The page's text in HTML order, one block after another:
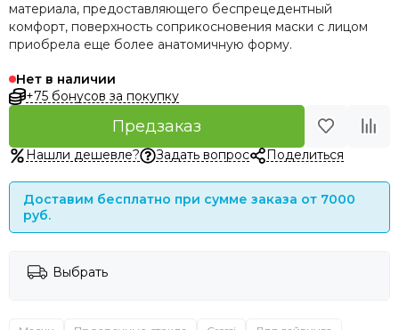
материала, предоставляющего беспрецедентный
комфорт, поверхность соприкосновения маски с лицом
приобрела еще более анатомичную форму.
Нет в наличии
+75 бонусов за покупку
Предзаказ
Нашли дешевле? Задать вопрос Поделиться
Доставим бесплатно при сумме заказа от 7000
руб.
Выбрать